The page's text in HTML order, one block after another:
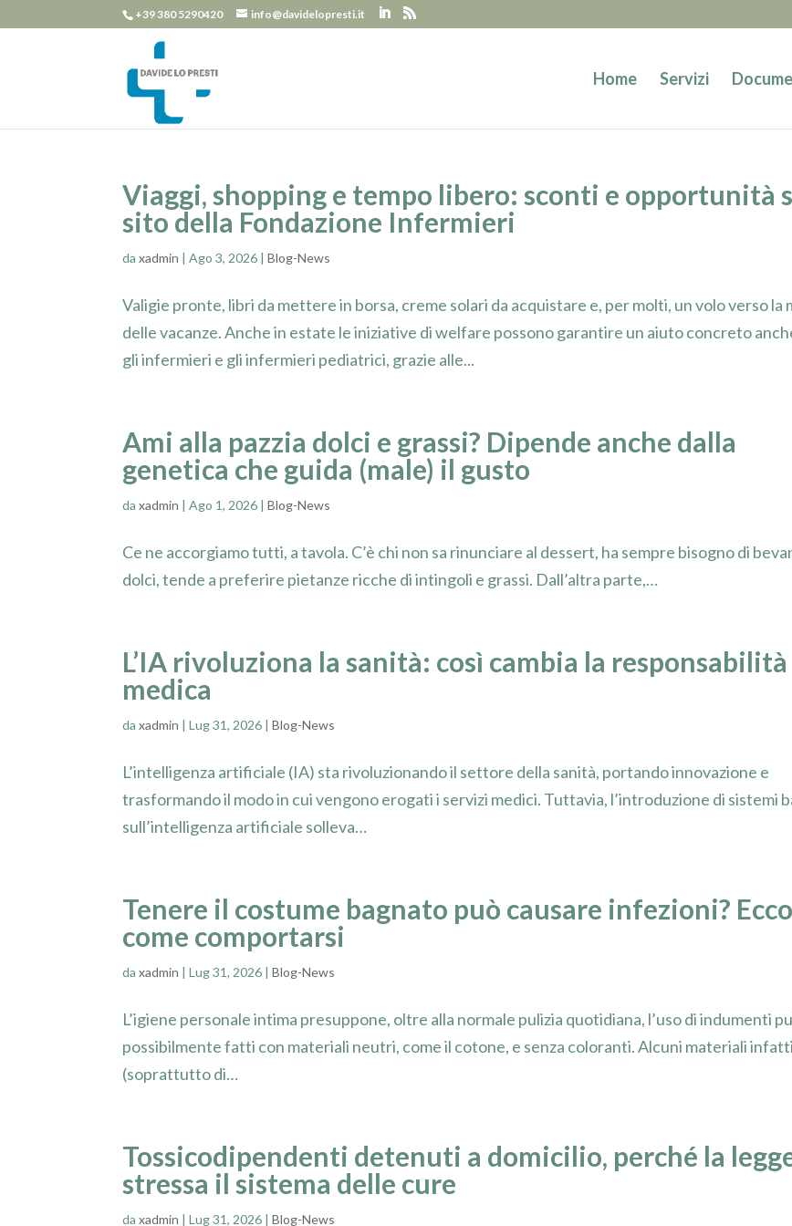
+39 380 5290420 info@davidelopresti.it
Home Servizi
Viaggi, shopping e tempo libero: sconti e opportunità
sito della Fondazione Infermieri
daxadmin |Ago 3, 2026 |Blog-News
Valigie pronte, libri da mettere in borsa, creme solari da acquistare e, per molti, un volo verso la
delle vacanze. Anche in estate le iniziative di welfare possono garantire un aiuto concreto
gli infermieri e gli infermieri pediatrici, grazie alle...
Ami alla pazzia dolci e grassi? Dipende anche dalla
genetica che guida (male) il gusto
daxadmin |Ago 1, 2026 |Blog-News
Ce ne accorgiamo tutti, a tavola. C’è chi non sa rinunciare al dessert, ha sempre bisogno di
dolci, tende a preferire pietanze ricche di intingoli e grassi. Dall’altra parte,…
L’IA rivoluziona la sanità: così cambia la responsabilità
medica
daxadmin |Lug 31, 2026 |Blog-News
L’intelligenza artificiale (IA) sta rivoluzionando il settore della sanità, portando innovazione e
trasformando il modo in cui vengono erogati i servizi medici. Tuttavia, l’introduzione di sistemi
sull’intelligenza artificiale solleva…
Tenere il costume bagnato può causare infezioni? Ecco
come comportarsi
daxadmin |Lug 31, 2026 |Blog-News
L’igiene personale intima presuppone, oltre alla normale pulizia quotidiana, l’uso di indumenti
possibilmente fatti con materiali neutri, come il cotone, e senza coloranti. Alcuni materiali infatti
(soprattutto di…
Tossicodipendenti detenuti a domicilio, perché la
stressa il sistema delle cure
daxadmin |Lug 31, 2026 |Blog-News